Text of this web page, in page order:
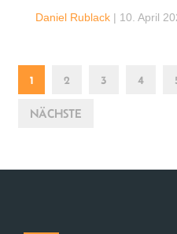
Daniel Rublack | 10. April
1 2 3 4
NÄCHSTE